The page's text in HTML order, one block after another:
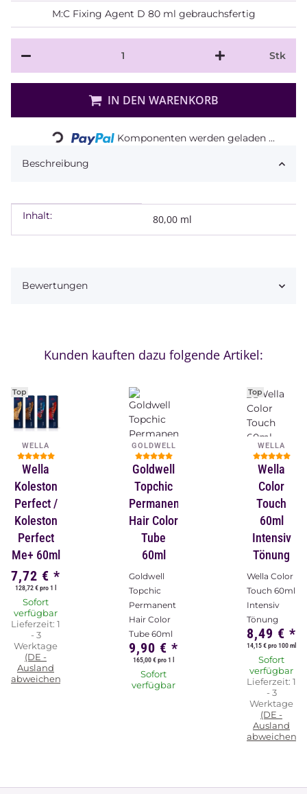
M:C Fixing Agent D 80 ml gebrauchsfertig
Stk
IN DEN WARENKORB
Loading... Komponenten werden geladen ...
Beschreibung
Produkteigenschaft
Wert
Inhalt: 80,00 ml
Bewertungen
Kunden kauften dazu folgende Artikel:
Top
WELLA
Wella
Koleston
Perfect /
Koleston
Perfect
Me+ 60ml
7,72 € *
128,72 € pro 1 l
Sofort
verfügbar
Lieferzeit: 1
- 3
Werktage
(DE -
Ausland
abweichend)
GOLDWELL
Goldwell
Topchic
Permanent
Hair Color
Tube
60ml
Goldwell
Topchic
Permanent
Hair Color
Tube 60ml
9,90 € *
165,00 € pro 1 l
Sofort
verfügbar
Top
WELLA
Wella
Color
Touch
60ml
Intensiv
Tönung
Wella Color
Touch 60ml
Intensiv
Tönung
8,49 € *
14,15 € pro 100 ml
Sofort
verfügbar
Lieferzeit: 1
- 3
Werktage
(DE -
Ausland
abweichend)